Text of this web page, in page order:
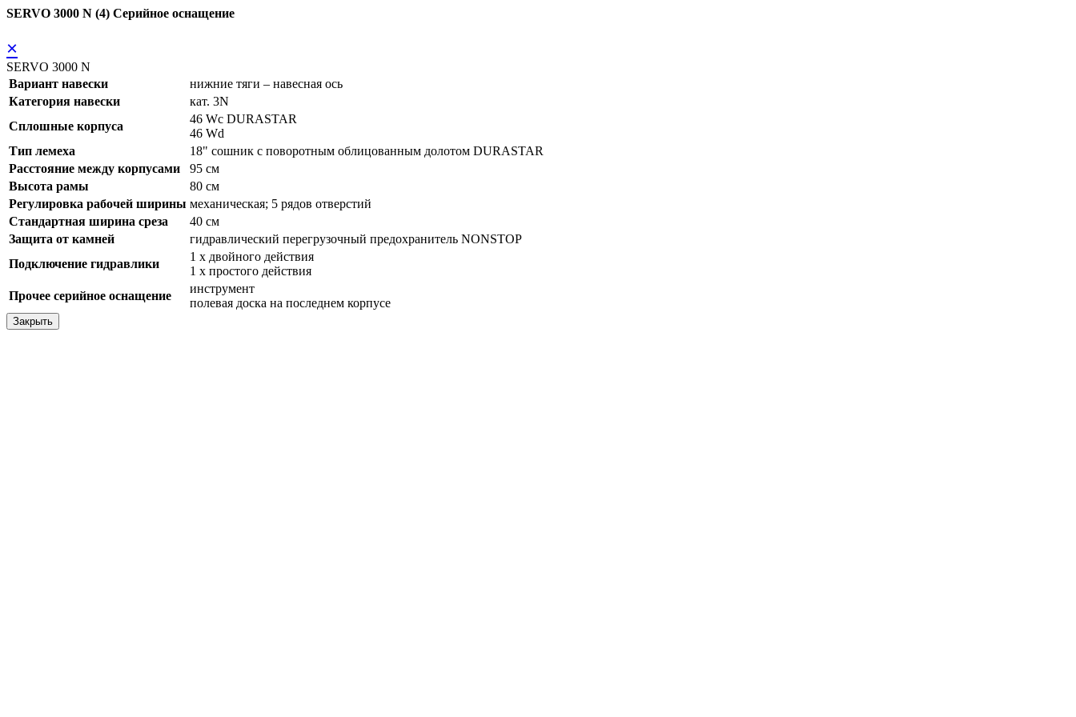
SERVO 3000 N (4) Серийное оснащение
×
SERVO 3000 N
Вариант навески
нижние тяги – навесная ось
Категория навески
кат. 3N
Сплошные корпуса
46 Wc DURASTAR
46 Wd
Тип лемеха
18" сошник с поворотным облицованным долотом DURASTAR
Расстояние между корпусами
95 см
Высота рамы
80 см
Регулировка рабочей ширины механическая; 5 рядов отверстий
Стандартная ширина среза
40 см
Защита от камней
гидравлический перегрузочный предохранитель NONSTOP
Подключение гидравлики
1 x двойного действия
1 x простого действия
Прочее серийное оснащение
инструмент
полевая доска на последнем корпусе
Закрыть